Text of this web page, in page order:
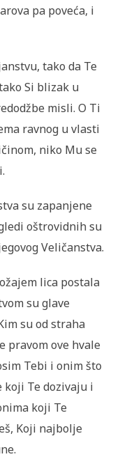
pa poveća, i
tako da Te
Si blizak u
misli. O Ti
ravnog u vlasti
niko Mu se
su zapanjene
oštrovidnih su
Veličanstva.
lica postala
su glave
su od straha
pravom ove hvale
Tebi i onim što
koji Te dozivaju i
koji Te
Koji najbolje